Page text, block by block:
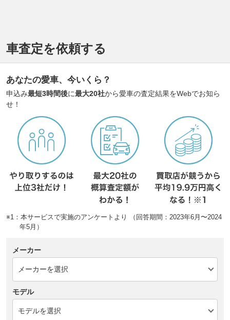
車査定を依頼する
あなたの愛車、今いくら？
申込み最短3時間後に最大20社から愛車の査定結果をWebでお知ら
せ！
※1：本サービスで実施のアンケートより （回答期間：2023年6月〜2024
年5月）
メーカー
モデル